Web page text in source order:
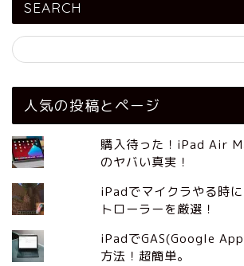
SEARCH
人気の投稿とページ
購入待った！iPad Air
のヤバい真実！
iPadでマイクラやる時
トローラーを厳選！
iPadでGAS(Google
方法！超簡単。